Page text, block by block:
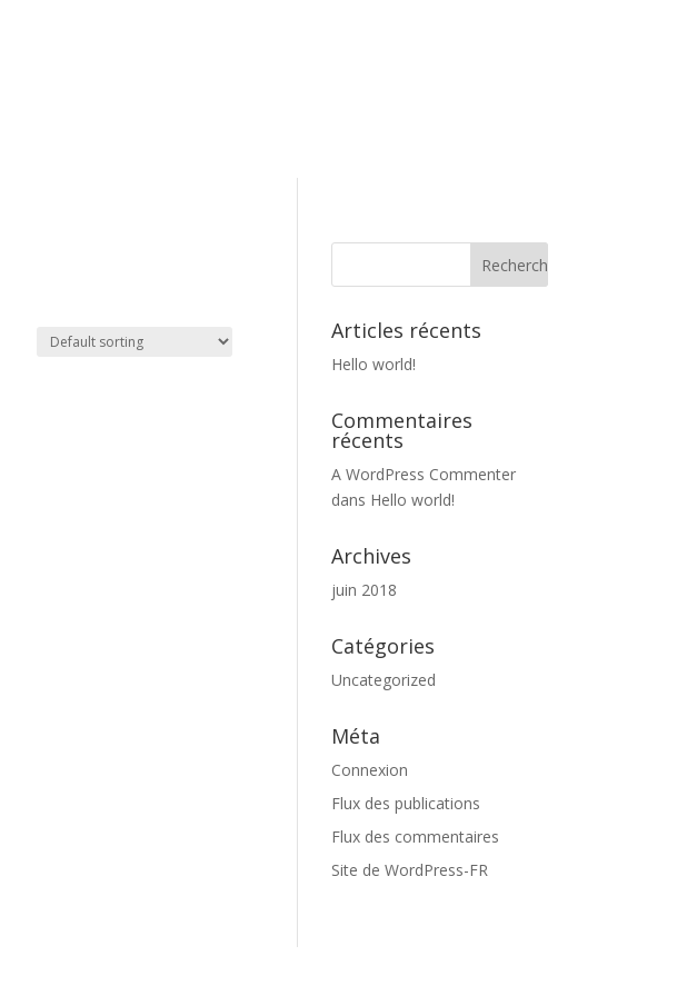
Articles récents
Hello world!
Commentaires
récents
A WordPress Commenter
dans Hello world!
Archives
juin 2018
Catégories
Uncategorized
Méta
Connexion
Flux des publications
Flux des commentaires
Site de WordPress-FR